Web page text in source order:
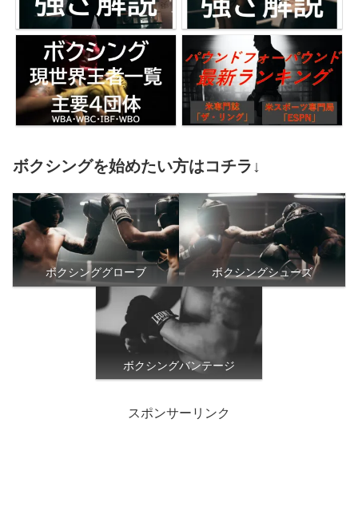
ボクシングを始めたい方はコチラ↓
ボクシンググローブ ボクシングシューズ
ボクシングバンテージ
スポンサーリンク